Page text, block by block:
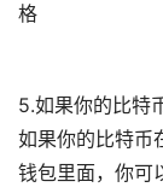
格
5.如果你的比特
如果你的比特币
钱包里面，你可